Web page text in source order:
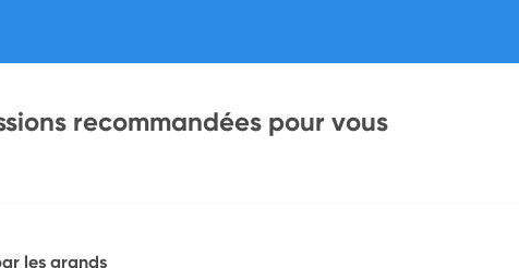
recommandées pour vous
les grands